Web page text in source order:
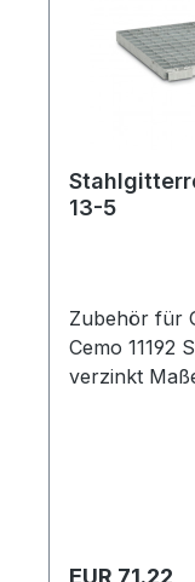
13-5
Zubehör für
Cemo 11192 Stahlgitterrost als Lagerebene,
Regulärer
EUR 71.22